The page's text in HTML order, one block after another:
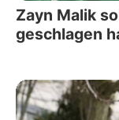
Zayn Malik
geschlagen